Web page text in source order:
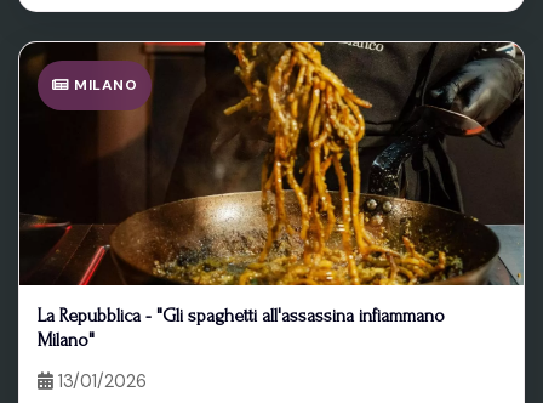
MILANO
La Repubblica - "Gli spaghetti all'assassina infiammano
Milano"
13/01/2026